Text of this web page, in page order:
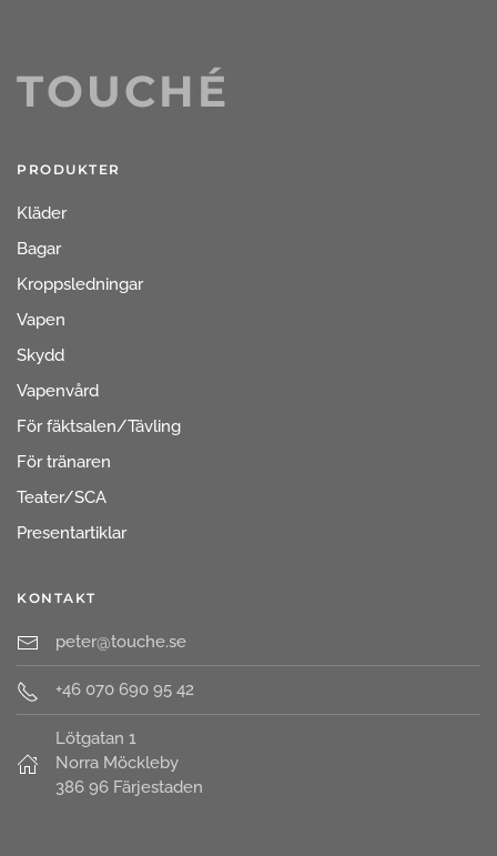
TOUCHÉ
PRODUKTER
Kläder
Bagar
Kroppsledningar
Vapen
Skydd
Vapenvård
För fäktsalen/Tävling
För tränaren
Teater/SCA
Presentartiklar
KONTAKT
peter@touche.se
+46 070 690 95 42
Lötgatan 1
Norra Möckleby
386 96 Färjestaden